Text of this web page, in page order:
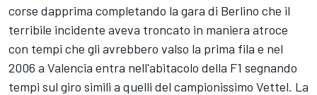
corse dapprima completando la gara di Berlino che il
terribile incidente aveva troncato in maniera atroce
con tempi che gli avrebbero valso la prima fila e nel
2006 a Valencia entra nell'abitacolo della F1 segnando
tempi sul giro simili a quelli del campionissimo Vettel. La